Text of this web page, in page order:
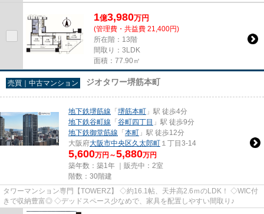
1億3,980万円
(管理費・共益費 21,400円)
所在階：13階
間取り：3LDK
面積：77.90㎡
売買｜中古マンション ジオタワー堺筋本町
地下鉄堺筋線 「 堺筋本町 」駅 徒歩4分
地下鉄谷町線 「 谷町四丁目 」駅 徒歩9分
地下鉄御堂筋線 「 本町 」駅 徒歩12分
大阪府大阪市中央区久太郎町 １丁目3-14
5,600万円～5,880万円
築年数：築1年 ｜販売中： 2室
階数：30階建
タワーマンション専門【TOWERZ】 ◇約16.1帖、天井高2.6ｍのLDK！ ◇WIC付
きで収納豊富◎ ◇デッドスペース少なめで、家具を配置しやすい間取り♪